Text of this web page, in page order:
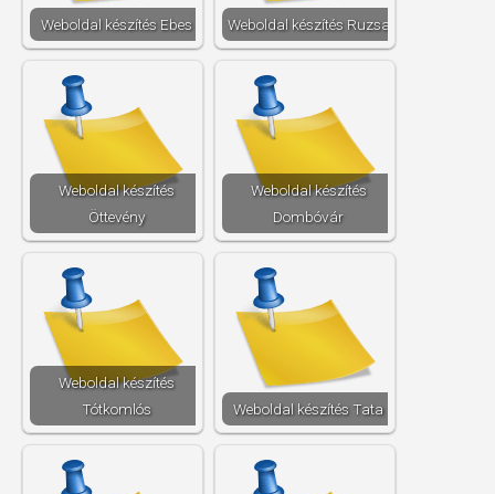
Weboldal készítés​ Ebes Weboldal készítés​ Ruzsa
Weboldal készítés​
Öttevény
Weboldal készítés​
Dombóvár
Weboldal készítés​
Tótkomlós
Weboldal készítés​ Tata